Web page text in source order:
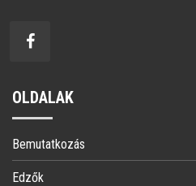
OLDALAK
Bemutatkozás
Edzők